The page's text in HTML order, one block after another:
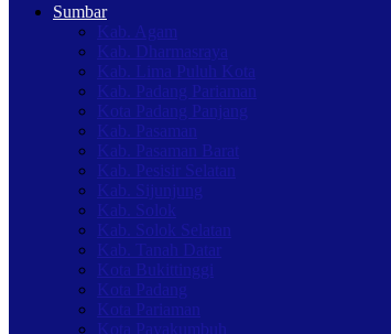
Sumbar
Kab. Agam
Kab. Dharmasraya
Kab. Lima Puluh Kota
Kab. Padang Pariaman
Kota Padang Panjang
Kab. Pasaman
Kab. Pasaman Barat
Kab. Pesisir Selatan
Kab. Sijunjung
Kab. Solok
Kab. Solok Selatan
Kab. Tanah Datar
Kota Bukittinggi
Kota Padang
Kota Pariaman
Kota Payakumbuh